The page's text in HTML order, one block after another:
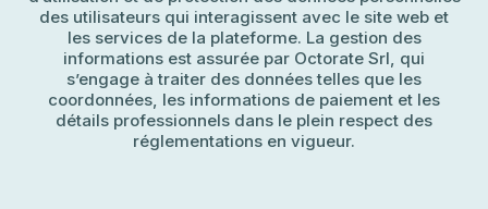
des utilisateurs qui interagissent avec le site web et
les services de la plateforme. La gestion des
informations est assurée par Octorate Srl, qui
s’engage à traiter des données telles que les
coordonnées, les informations de paiement et les
détails professionnels dans le plein respect des
réglementations en vigueur.